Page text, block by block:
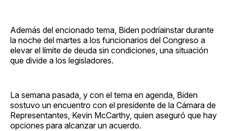
Además del encionado tema, Biden podríainstar durante
la noche del martes a los funcionarios del Congreso a
elevar el límite de deuda sin condiciones, una situación
que divide a los legisladores.
La semana pasada, y con el tema en agenda, Biden
sostuvo un encuentro con el presidente de la Cámara de
Representantes, Kevin McCarthy, quien aseguró que hay
opciones para alcanzar un acuerdo.